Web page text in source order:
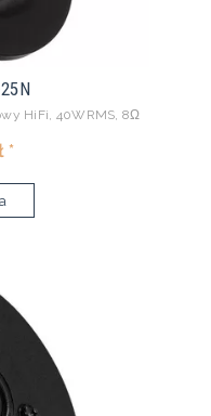
HiFi, 40WRMS, 8Ω
*